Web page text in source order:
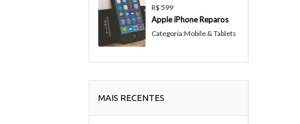
R$ 599
Apple iPhone Reparos
Categoria:Mobile & Tablets
MAIS RECENTES